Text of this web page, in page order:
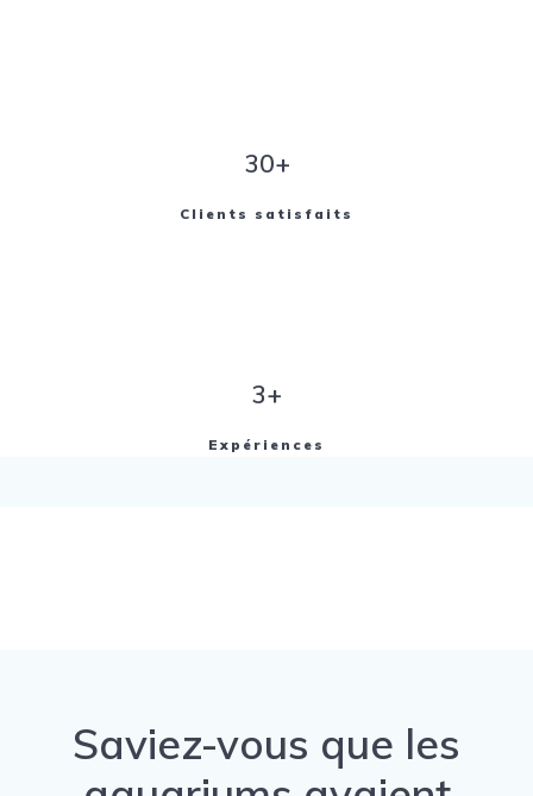
30+
Clients satisfaits
3+
Expériences
Saviez-vous que les